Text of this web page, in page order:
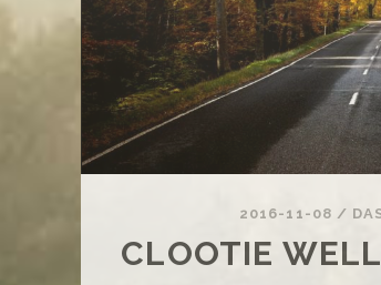
2016-11-08 /
CLOOTIE